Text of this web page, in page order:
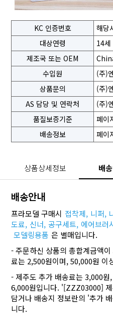
KC 인증번호
해당
대상연령
14세
제조국 또는 OEM
수입원
(주)
상품문의
(주)
AS 담당 및 연락처
(주)
품질보증기준
페이
배송정보
페이
상품상세정보 배
배송안내
프라모델 구매시 접착제, 니퍼,
도료, 신너, 공구세트, 에어브러
모델링용품 은 별매입니다.
- 주문하신 상품의 총합계금액
료는 2,500원이며, 50,000원 이
- 제주도 추가 배송료는 3,000
6,000원입니다. '[ZZZ03000]
담거나 배송지 정보란의 '추가
니다.